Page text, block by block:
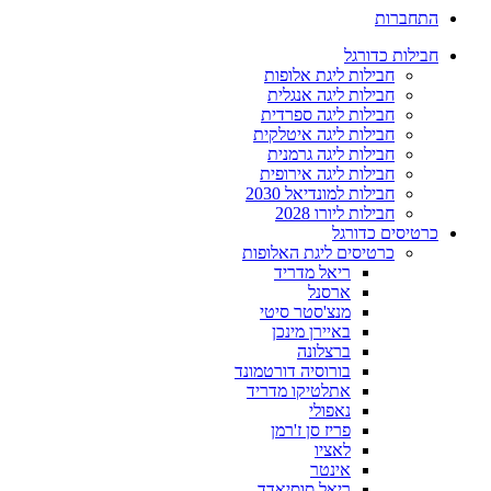
התחברות
חבילות כדורגל
חבילות ליגת אלופות
חבילות ליגה אנגלית
חבילות ליגה ספרדית
חבילות ליגה איטלקית
חבילות ליגה גרמנית
חבילות ליגה אירופית
חבילות למונדיאל 2030
חבילות ליורו 2028
כרטיסים כדורגל
כרטיסים ליגת האלופות
ריאל מדריד
ארסנל
מנצ'סטר סיטי
באיירן מינכן
ברצלונה
בורוסיה דורטמונד
אתלטיקו מדריד
נאפולי
פריז סן ז'רמן
לאציו
אינטר